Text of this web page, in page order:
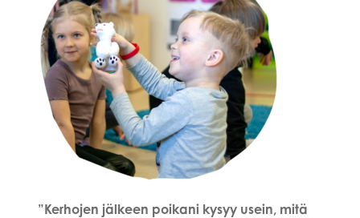
”Kerhojen jälkeen poikani kysyy usein, mitä